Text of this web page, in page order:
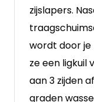
zijslapers.
wordt door
ze een ligkuil
aan 3 zijden
graden